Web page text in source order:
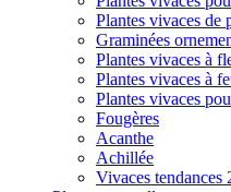
Plantes vivaces de
Graminées
Plantes vivaces à
Plantes vivaces à
Plantes vivaces
Fougères
Acanthe
Achillée
Vivaces tendances